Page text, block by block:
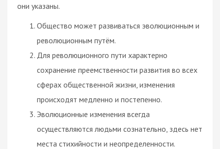
они указаны.
Общество может развиваться эволюционным и
революционным путём.
Для революционного пути характерно
сохранение преемственности развития во всех
сферах общественной жизни, изменения
происходят медленно и постепенно.
Эволюционные изменения всегда
осуществляются людьми сознательно, здесь нет
места стихийности и неопределенности.